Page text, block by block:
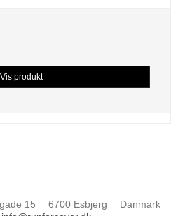
Vis produkt
15 6700 Esbjerg
Danmark